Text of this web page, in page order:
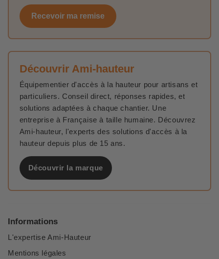
Recevoir ma remise
Découvrir Ami-hauteur
Équipementier d'accès à la hauteur pour artisans et
particuliers. Conseil direct, réponses rapides, et
solutions adaptées à chaque chantier. Une
entreprise à Française à taille humaine. Découvrez
Ami-hauteur, l'experts des solutions d'accès à la
hauteur depuis plus de 15 ans.
Découvrir la marque
Informations
L'expertise Ami-Hauteur
Mentions légales